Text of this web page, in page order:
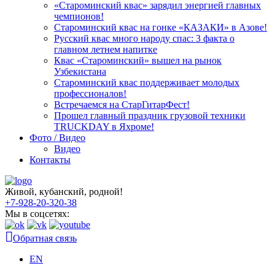
«Староминский квас» зарядил энергией главных
чемпионов!
Староминский квас на гонке «КАЗАКИ» в Азове!
Русский квас много народу спас: 3 факта о
главном летнем напитке
Квас «Староминский» вышел на рынок
Узбекистана
Староминский квас поддерживает молодых
профессионалов!
Встречаемся на СтарГитарФест!
Прошел главный праздник грузовой техники
TRUCKDAY в Яхроме!
Фото / Видео
Видео
Контакты
Живой, кубанский, родной!
+7-928-20-320-38
Мы в соцсетях:
Обратная связь
EN